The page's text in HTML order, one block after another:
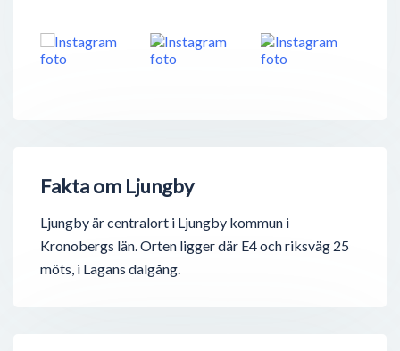
Fakta om Ljungby
Ljungby är centralort i Ljungby kommun i
Kronobergs län. Orten ligger där E4 och riksväg 25
möts, i Lagans dalgång.